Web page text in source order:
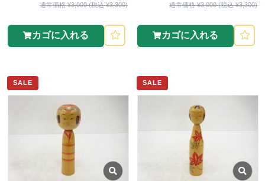
通常価格 ¥3,000 (税込 ¥3,300)
カゴに入れる
通常価格 ¥3,000 (税込 ¥3,300)
カゴに入れる
SALE SALE